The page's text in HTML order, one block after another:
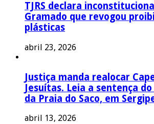
TJRS declara
Gramado que revogou
plásticas
abril 23, 2026
Justiça manda realocar
Jesuítas. Leia a sentença
da Praia do Saco, em
abril 13, 2026